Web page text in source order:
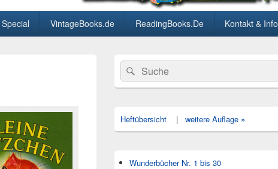
Special VintageBooks.de ReadingBooks.De Kontakt & Info
Primärer
Seitenleisten
Widget-
Bereich
Search
for:
Suche
Heftübersicht | weitere Auflage »
Wunderbücher Nr. 1 bis 30